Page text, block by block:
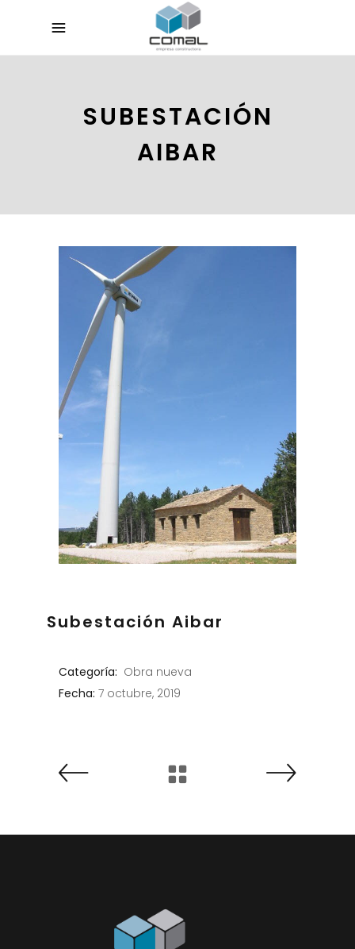
SUBESTACIÓN
AIBAR
Subestación Aibar
Categoría: Obra nueva
Fecha: 7 octubre, 2019